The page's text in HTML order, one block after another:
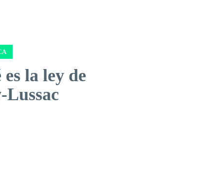
es la ley de
Lussac